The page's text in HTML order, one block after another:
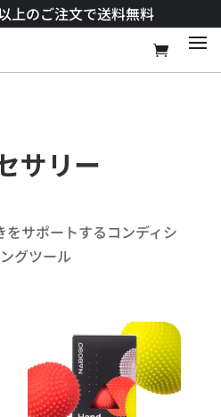
上のご注文で送料無料​
サリー
をサポートするコンディシ
グツール​